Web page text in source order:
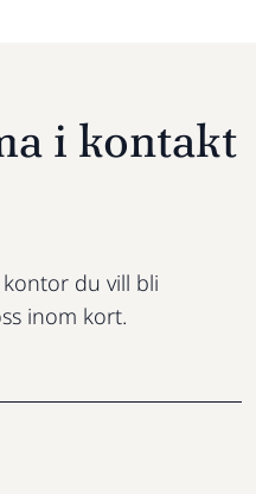
i kontakt
du vill bli
inom kort.